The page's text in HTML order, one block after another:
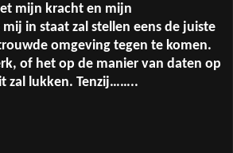
mijn kracht en mijn
in staat zal stellen eens de juiste
omgeving tegen te komen.
of het op de manier van daten op
zal lukken. Tenzij……..